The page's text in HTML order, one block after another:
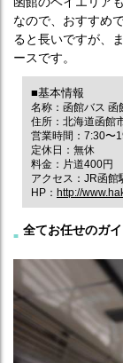
なので、おすすめ
ると長いですが、
ースです。
■基本情報
名称：函館バス 函
住所：北海道函館
営業時間：7:30〜
定休日：無休
料金：片道400円
アクセス：JR函館
HP： http://
全てお任せのガ